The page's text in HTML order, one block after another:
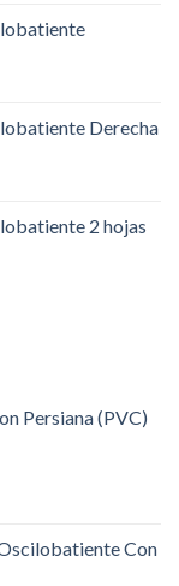
Derecha
2 hojas
Persiana (PVC)
Con